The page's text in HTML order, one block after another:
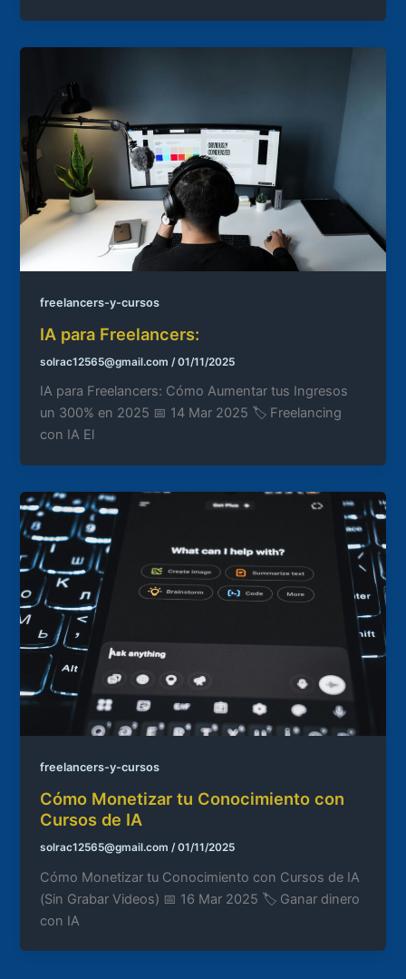
freelancers-y-cursos
IA para Freelancers:
solrac12565@gmail.com /01/11/2025
IA para Freelancers: Cómo Aumentar tus Ingresos
un 300% en 2025 📅 14 Mar 2025 🏷️ Freelancing
con IA El
freelancers-y-cursos
Cómo Monetizar tu Conocimiento con
Cursos de IA
solrac12565@gmail.com /01/11/2025
Cómo Monetizar tu Conocimiento con Cursos de IA
(Sin Grabar Videos) 📅 16 Mar 2025 🏷️ Ganar dinero
con IA